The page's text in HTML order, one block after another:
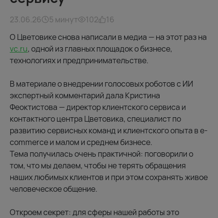
23.06.26 5 минут 102
16
О Цветовике снова написали в медиа — на этот раз на
vc.ru, одной из главных площадок о бизнесе,
технологиях и предпринимательстве.
В материале о внедрении голосовых роботов с ИИ
экспертный комментарий дала Кристина
Феоктистова — директор клиентского сервиса и
контактного центра Цветовика, специалист по
развитию сервисных команд и клиентского опыта в e-
commerce и малом и среднем бизнесе.
Тема получилась очень практичной: поговорили о
том, что мы делаем, чтобы не терять обращения
наших любимых клиентов и при этом сохранять живое
человеческое общение.
Откроем секрет: для сферы нашей работы это